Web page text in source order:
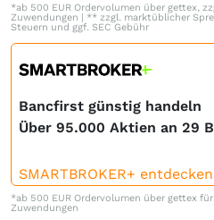
*ab 500 EUR Ordervolumen über gettex,
Zuwendungen | ** zzgl. marktüblicher
Steuern und ggf. SEC Gebühr
Bancfirst günstig handeln
Über 95.000 Aktien an 29
SMARTBROKER+ entdecken
*ab 500 EUR Ordervolumen über gettex
Zuwendungen